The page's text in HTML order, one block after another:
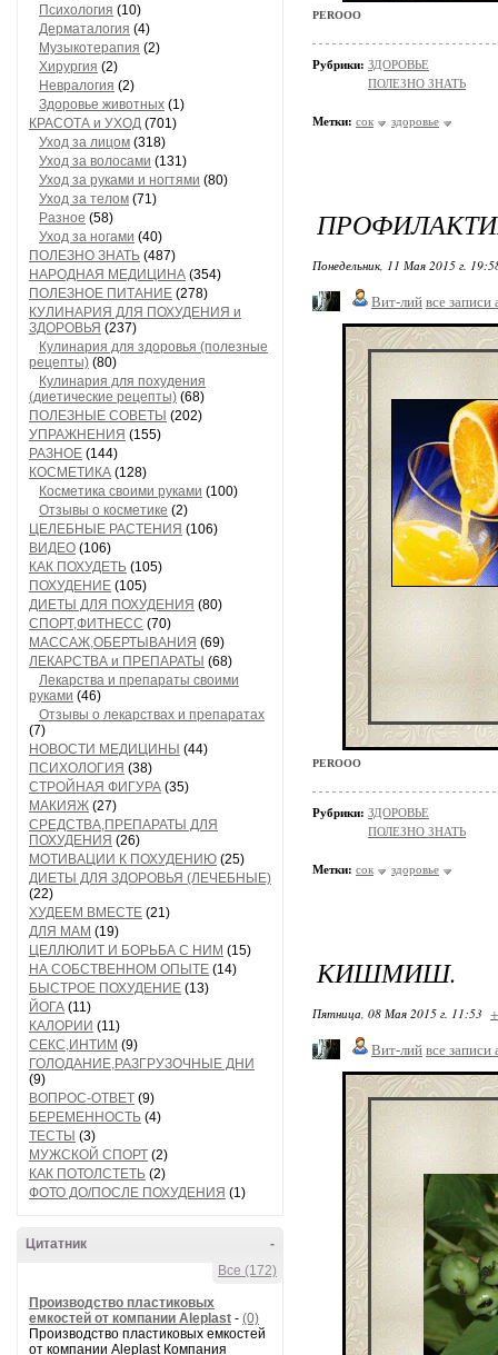
Психология (10)
Дерматалогия (4)
Музыкотерапия (2)
Хирургия (2)
Невралогия (2)
Здоровье животных (1)
КРАСОТА и УХОД (701)
Уход за лицом (318)
Уход за волосами (131)
Уход за руками и ногтями (80)
Уход за телом (71)
Разное (58)
Уход за ногами (40)
ПОЛЕЗНО ЗНАТЬ (487)
НАРОДНАЯ МЕДИЦИНА (354)
ПОЛЕЗНОЕ ПИТАНИЕ (278)
КУЛИНАРИЯ ДЛЯ ПОХУДЕНИЯ и
ЗДОРОВЬЯ (237)
Кулинария для здоровья (полезные
рецепты) (80)
Кулинария для похудения
(диетические рецепты) (68)
ПОЛЕЗНЫЕ СОВЕТЫ (202)
УПРАЖНЕНИЯ (155)
РАЗНОЕ (144)
КОСМЕТИКА (128)
Косметика своими руками (100)
Отзывы о косметике (2)
ЦЕЛЕБНЫЕ РАСТЕНИЯ (106)
ВИДЕО (106)
КАК ПОХУДЕТЬ (105)
ПОХУДЕНИЕ (105)
ДИЕТЫ ДЛЯ ПОХУДЕНИЯ (80)
СПОРТ,ФИТНЕСС (70)
МАССАЖ,ОБЕРТЫВАНИЯ (69)
ЛЕКАРСТВА и ПРЕПАРАТЫ (68)
Лекарства и препараты своими
руками (46)
Отзывы о лекарствах и препаратах
(7)
НОВОСТИ МЕДИЦИНЫ (44)
ПСИХОЛОГИЯ (38)
СТРОЙНАЯ ФИГУРА (35)
МАКИЯЖ (27)
СРЕДСТВА,ПРЕПАРАТЫ ДЛЯ
ПОХУДЕНИЯ (26)
МОТИВАЦИИ К ПОХУДЕНИЮ (25)
ДИЕТЫ ДЛЯ ЗДОРОВЬЯ (ЛЕЧЕБНЫЕ)
(22)
ХУДЕЕМ ВМЕСТЕ (21)
ДЛЯ МАМ (19)
ЦЕЛЛЮЛИТ И БОРЬБА С НИМ (15)
НА СОБСТВЕННОМ ОПЫТЕ (14)
БЫСТРОЕ ПОХУДЕНИЕ (13)
ЙОГА (11)
КАЛОРИИ (11)
СЕКС,ИНТИМ (9)
ГОЛОДАНИЕ,РАЗГРУЗОЧНЫЕ ДНИ
(9)
ВОПРОС-ОТВЕТ (9)
БЕРЕМЕННОСТЬ (4)
ТЕСТЫ (3)
МУЖСКОЙ СПОРТ (2)
КАК ПОТОЛСТЕТЬ (2)
ФОТО ДО/ПОСЛЕ ПОХУДЕНИЯ (1)
-
Цитатник
Все (172)
Производство пластиковых
емкостей от компании Aleplast - (0)
Производство пластиковых емкостей
от компании Aleplast Компания
PEROOO
Рубрики: ЗДОРОВЬЕ
ПОЛЕЗНО ЗНАТЬ
Метки: сок здоровье
Понедельник, 11 Мая 2015 г.
Вит-лий все записи
PEROOO
Рубрики: ЗДОРОВЬЕ
ПОЛЕЗНО ЗНАТЬ
Метки: сок здоровье
КИШМИШ.
Пятница, 08 Мая 2015 г. 11:53
Вит-лий все записи